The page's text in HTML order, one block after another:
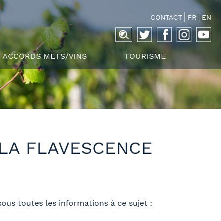
CONTACT FR
EN
Recherche
pour :
ACCORDS METS/VINS TOURISME
FLAVESCENCE
toutes les informations à ce sujet :